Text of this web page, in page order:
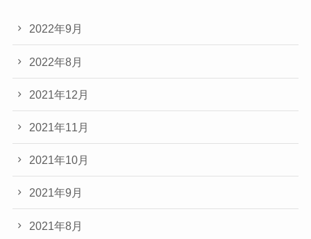
2022年9月
2022年8月
2021年12月
2021年11月
2021年10月
2021年9月
2021年8月